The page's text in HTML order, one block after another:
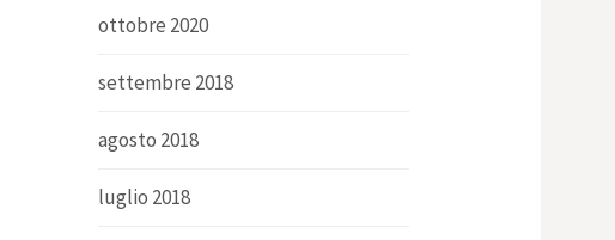
ottobre 2020
settembre 2018
agosto 2018
luglio 2018